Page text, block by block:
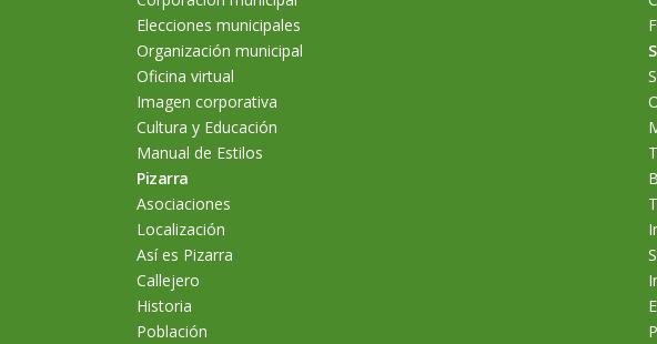
Elecciones municipales
Organización municipal
Oficina virtual
Imagen corporativa
Cultura y Educación
Manual de Estilos
Pizarra
Asociaciones
Localización
Así es Pizarra
Callejero
Historia
Población